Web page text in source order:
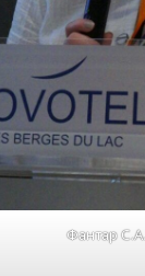
Фантар С.А.